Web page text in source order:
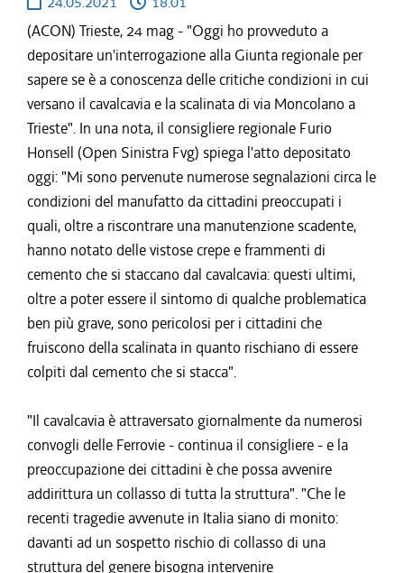
(ACON) Trieste, 24 mag - "Oggi ho provveduto a
depositare un'interrogazione alla Giunta regionale per
sapere se è a conoscenza delle critiche condizioni in cui
versano il cavalcavia e la scalinata di via Moncolano a
Trieste". In una nota, il consigliere regionale Furio
Honsell (Open Sinistra Fvg) spiega l'atto depositato
oggi: "Mi sono pervenute numerose segnalazioni circa le
condizioni del manufatto da cittadini preoccupati i
quali, oltre a riscontrare una manutenzione scadente,
hanno notato delle vistose crepe e frammenti di
cemento che si staccano dal cavalcavia: questi ultimi,
oltre a poter essere il sintomo di qualche problematica
ben più grave, sono pericolosi per i cittadini che
fruiscono della scalinata in quanto rischiano di essere
colpiti dal cemento che si stacca".
"Il cavalcavia è attraversato giornalmente da numerosi
convogli delle Ferrovie - continua il consigliere - e la
preoccupazione dei cittadini è che possa avvenire
addirittura un collasso di tutta la struttura". "Che le
recenti tragedie avvenute in Italia siano di monito:
davanti ad un sospetto rischio di collasso di una
struttura del genere bisogna intervenire